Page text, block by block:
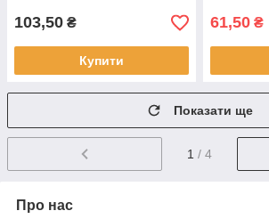
103,50 ₴
Купити
61,50 ₴
Показати ще
1 / 4
Про нас